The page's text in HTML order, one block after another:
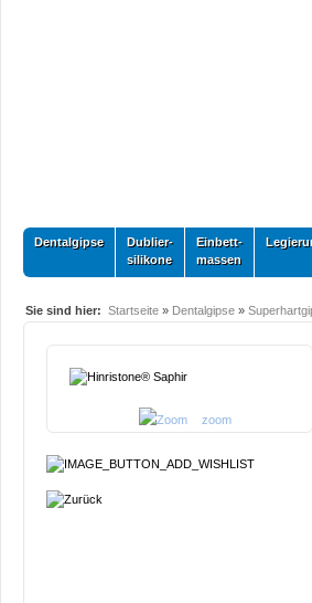
Dentalgipse
Dublier-
silikone
Einbett-
massen
Sie sind hier: Startseite » Dentalgipse »
zoom